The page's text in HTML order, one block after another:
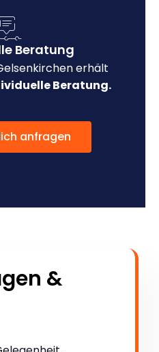
Beratung
erhält
Beratung.
anfragen
&